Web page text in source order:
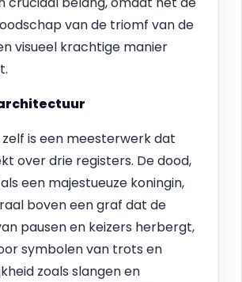
van de triomf van de
visueel krachtige manier
is een meesterwerk dat
over drie registers. De dood,
een majestueuze koningin,
boven een graf dat de
pausen en keizers herbergt,
symbolen van trots en
zoals slangen en